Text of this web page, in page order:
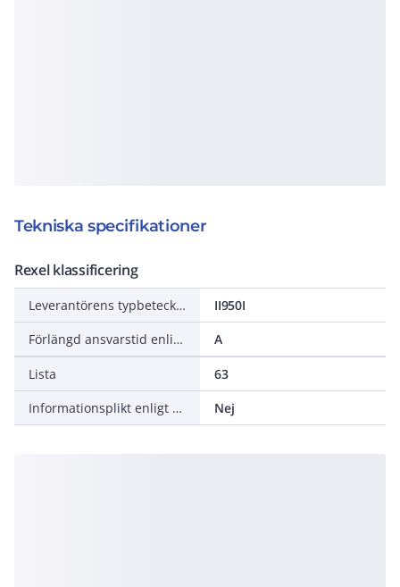
Tekniska specifikationer
Rexel klassificering
Leverantörens typbeteckning
II950I
Förlängd ansvarstid enligt ALEM-09
A
Lista
63
Informationsplikt enligt REACH
Nej